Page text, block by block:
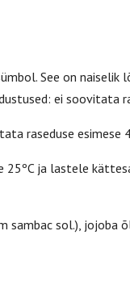
See on naiselik
ei soovitata
raseduse esimese
ja lastele
sambac sol.),